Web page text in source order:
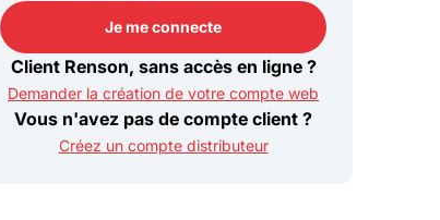
Je me connecte
Client Renson, sans accès en ligne ?
Demander la création de votre compte web
Vous n'avez pas de compte client ?
Créez un compte distributeur